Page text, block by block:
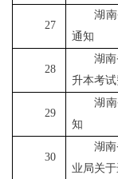
27
湖
通知
28
湖
升本考
29
湖
知
30
湖
业局关